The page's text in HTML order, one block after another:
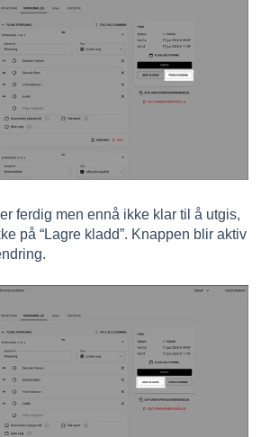
ferdig men ennå ikke klar til å utgis,
på “Lagre kladd”. Knappen blir aktiv